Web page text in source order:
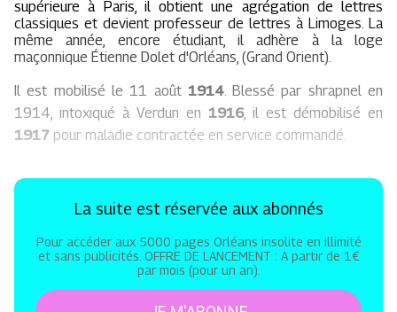
supérieure à Paris, il obtient une agrégation de lettres
classiques et devient professeur de lettres à Limoges. La
même année, encore étudiant, il adhère à la loge
maçonnique Étienne Dolet d'Orléans, (Grand Orient).
Il est mobilisé le 11 août 1914. Blessé par shrapnel en
1914, intoxiqué à Verdun en 1916, il est démobilisé en
1917 pour maladie contractée en service commandé.
La suite est réservée aux abonnés
Pour accéder aux 5000 pages Orléans insolite en illimité
et sans publicités. OFFRE DE LANCEMENT : A partir de 1€
par mois (pour un an).